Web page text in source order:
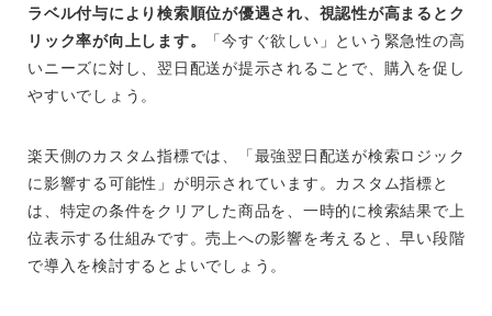
ラベル付与により検索順位が優遇され、視認性が高まるとク
リック率が向上します。
「今すぐ欲しい」という緊急性の高
いニーズに対し、翌日配送が提示されることで、購入を促し
やすいでしょう。
楽天側のカスタム指標では、「最強翌日配送が検索ロジック
に影響する可能性」が明示されています。カスタム指標と
は、特定の条件をクリアした商品を、一時的に検索結果で上
位表示する仕組みです。売上への影響を考えると、早い段階
で導入を検討するとよいでしょう。